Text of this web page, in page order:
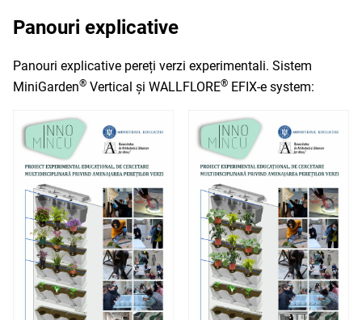
Panouri explicative
Panouri explicative pereți verzi experimentali. Sistem
MiniGarden® Vertical și WALLFLORE® EFIX-e system: